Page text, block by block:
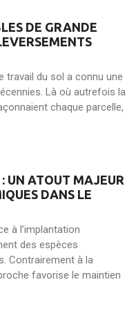
DE GRANDE
travail du sol a connu une
Là où autrefois la
chaque parcelle,
UN ATOUT MAJEUR
DANS LE
à l’implantation
des espèces
Contrairement à la
favorise le maintien